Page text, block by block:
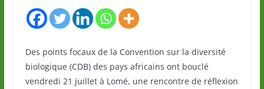
Des points focaux de la Convention sur la diversité
biologique (CDB) des pays africains ont bouclé
vendredi 21 juillet à Lomé, une rencontre de réflexion